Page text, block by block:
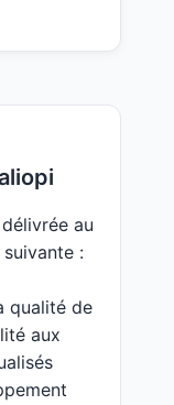
au
:
qualité de
aux